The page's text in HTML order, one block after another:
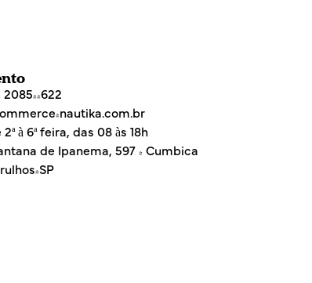
2085-4622
2ª à 6ª feira, das 08 às 18h
de Ipanema, 597 - Cumbica
SP